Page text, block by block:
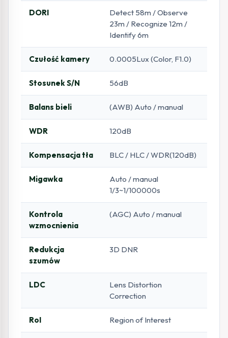
DORI
Detect 58m / Observe
23m / Recognize 12m /
Identify 6m
Czułość kamery 0.0005Lux (Color, F1.0)
Stosunek S/N 56dB
Balans bieli (AWB) Auto / manual
WDR 120dB
Kompensacja tła BLC / HLC / WDR(120dB)
Migawka
Auto / manual
1/3~1/100000s
Kontrola
wzmocnienia
(AGC) Auto / manual
Redukcja
szumów
3D DNR
LDC
Lens Distortion
Correction
RoI Region of Interest